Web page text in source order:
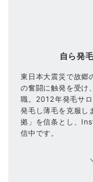
自ら発
東日本大震災で故郷
の奮闘に触発を受け
職。2012年発毛サ
発毛し薄毛を克服し
拠」を信条とし、
信中です。